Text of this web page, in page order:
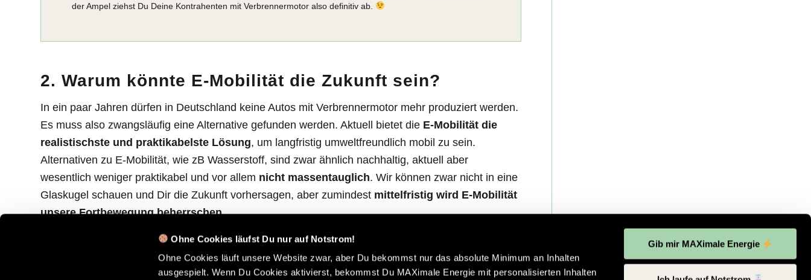
Ohne Cookies läufst Du nur auf Notstrom!
Ohne Cookies läuft unsere Website zwar, aber Du bekommst nur das absolute Minimum an Inhalten
ausgespielt. Wenn Du Cookies aktivierst, bekommst Du MAXimale Energie mit personalisierten Inhalten
Gib mir MAXimale Energie
der Ampel ziehst Du Deine Kontrahenten mit Verbrennermotor also definitiv ab.
2. Warum könnte E-Mobilität die Zukunft sein?
In ein paar Jahren dürfen in Deutschland keine Autos mit Verbrennermotor mehr produziert werden.
Es muss also zwangsläufig eine Alternative gefunden werden. Aktuell bietet die E-Mobilität die
realistischste und praktikabelste Lösung, um langfristig umweltfreundlich mobil zu sein.
Alternativen zu E-Mobilität, wie zB Wasserstoff, sind zwar ähnlich nachhaltig, aktuell aber
wesentlich weniger praktikabel und vor allem nicht massentauglich. Wir können zwar nicht in eine
Glaskugel schauen und Dir die Zukunft vorhersagen, aber zumindest mittelfristig wird E-Mobilität
unsere Fortbewegung beherrschen.